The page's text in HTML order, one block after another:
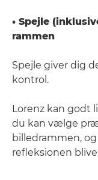
• Spejle
rammen
Spejle giver dig
kontrol.
Lorenz kan godt
du kan vælge
billedrammen,
refleksionen